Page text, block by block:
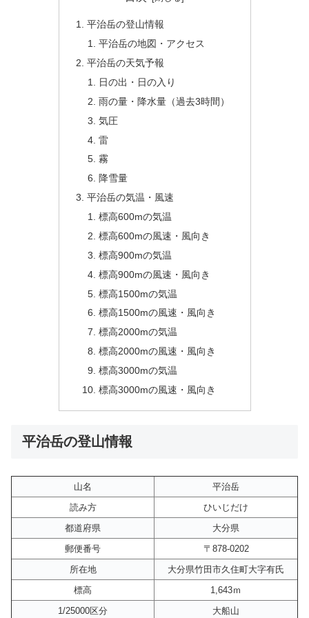
平治岳の登山情報
平治岳の地図・アクセス
平治岳の天気予報
日の出・日の入り
雨の量・降水量（過去3時間）
気圧
雷
霧
降雪量
平治岳の気温・風速
標高600mの気温
標高600mの風速・風向き
標高900mの気温
標高900mの風速・風向き
標高1500mの気温
標高1500mの風速・風向き
標高2000mの気温
標高2000mの風速・風向き
標高3000mの気温
標高3000mの風速・風向き
平治岳の登山情報
山名
平治岳
読み方
ひいじだけ
都道府県
大分県
郵便番号
〒878-0202
所在地
大分県竹田市久住町大字有氏
標高
1,643ｍ
1/25000区分
大船山